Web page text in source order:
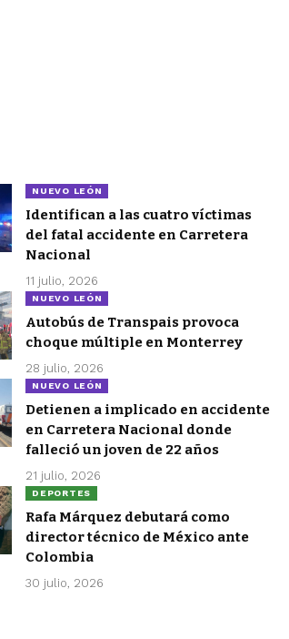
NUEVO LEÓN
Identifican a las cuatro víctimas
del fatal accidente en Carretera
Nacional
11 julio, 2026
NUEVO LEÓN
Autobús de Transpais provoca
choque múltiple en Monterrey
28 julio, 2026
NUEVO LEÓN
Detienen a implicado en accidente
en Carretera Nacional donde
falleció un joven de 22 años
21 julio, 2026
DEPORTES
Rafa Márquez debutará como
director técnico de México ante
Colombia
30 julio, 2026